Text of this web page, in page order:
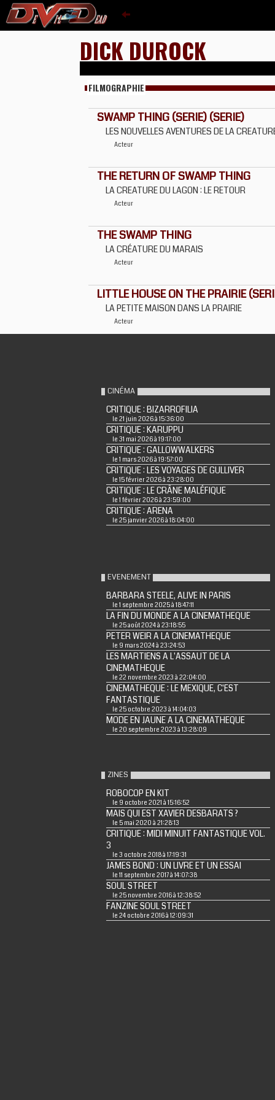
DICK DUROCK
FILMOGRAPHIE
SWAMP THING (SERIE) (SERIE)
LES NOUVELLES AVENTURES DE LA
Acteur
THE RETURN OF SWAMP THING
LA CREATURE DU LAGON : LE RETOUR
Acteur
THE SWAMP THING
LA CRÉATURE DU MARAIS
Acteur
LITTLE HOUSE ON THE PRAIRIE
LA PETITE MAISON DANS LA PRAIRIE
Acteur
CINÉMA
CRITIQUE : BIZARROFILIA
le 21 juin 2026 à 15:36:00
CRITIQUE : KARUPPU
le 31 mai 2026 à 19:17:00
CRITIQUE : GALLOWWALKERS
le 1 mars 2026 à 19:57:00
CRITIQUE : LES VOYAGES DE GULLIVER
le 15 février 2026 à 23:28:00
CRITIQUE : LE CRÂNE MALÉFIQUE
le 1 février 2026 à 23:59:00
CRITIQUE : ARENA
le 25 janvier 2026 à 18:04:00
EVENEMENT
BARBARA STEELE, ALIVE IN PARIS
le 1 septembre 2025 à 18:47:11
LA FIN DU MONDE A LA CINEMATHEQUE
le 25 août 2024 à 23:18:55
PETER WEIR A LA CINEMATHEQUE
le 9 mars 2024 à 23:24:53
LES MARTIENS A L'ASSAUT DE LA
CINEMATHEQUE
le 22 novembre 2023 à 22:04:00
CINEMATHEQUE : LE MEXIQUE, C'EST
FANTASTIQUE
le 25 octobre 2023 à 14:04:03
MODE EN JAUNE A LA CINEMATHEQUE
le 20 septembre 2023 à 13:28:09
ZINES
ROBOCOP EN KIT
le 9 octobre 2021 à 15:16:52
MAIS QUI EST XAVIER DESBARATS ?
le 5 mai 2020 à 21:28:13
CRITIQUE : MIDI MINUIT FANTASTIQUE VOL.
3
le 3 octobre 2018 à 17:19:31
JAMES BOND : UN LIVRE ET UN ESSAI
le 11 septembre 2017 à 14:07:38
SOUL STREET
le 25 novembre 2016 à 12:38:52
FANZINE SOUL STREET
le 24 octobre 2016 à 12:09:31